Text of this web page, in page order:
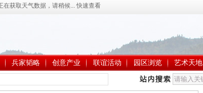
兵家韬略 创意产业 联谊活动 园区浏览 艺术天地